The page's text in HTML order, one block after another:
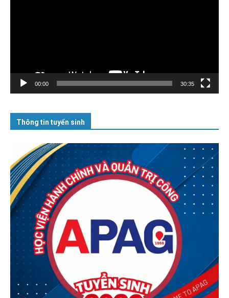
00:00 30:35
Thông tin tuyển sinh